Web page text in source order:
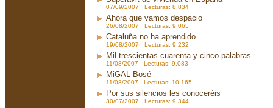
07/09/2007 Lecturas: 8.834
Ahora que vamos despacio
26/08/2007 Lecturas: 9.065
Cataluña no ha aprendido
19/08/2007 Lecturas: 9.232
Mil trescientas cuarenta y cinco palabras
11/08/2007 Lecturas: 9.083
MiGAL Bosé
11/08/2007 Lecturas: 10.165
Por sus silencios les conoceréis
30/07/2007 Lecturas: 9.344